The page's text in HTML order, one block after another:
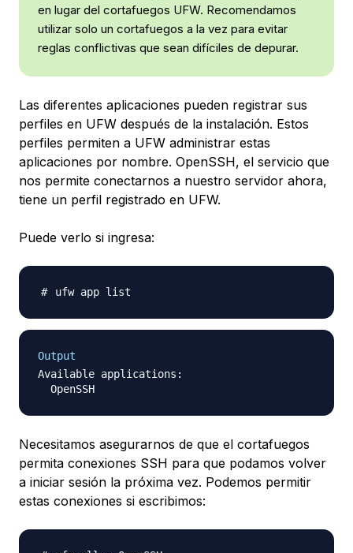
en lugar del cortafuegos UFW. Recomendamos
utilizar solo un cortafuegos a la vez para evitar
reglas conflictivas que sean difíciles de depurar.
Las diferentes aplicaciones pueden registrar sus
perfiles en UFW después de la instalación. Estos
perfiles permiten a UFW administrar estas
aplicaciones por nombre. OpenSSH, el servicio que
nos permite conectarnos a nuestro servidor ahora,
tiene un perfil registrado en UFW.
Puede verlo si ingresa:
Output
Available applications:
Necesitamos asegurarnos de que el cortafuegos
permita conexiones SSH para que podamos volver
a iniciar sesión la próxima vez. Podemos permitir
estas conexiones si escribimos: